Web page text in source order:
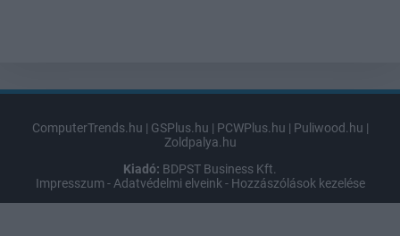
ComputerTrends.hu | GSPlus.hu | PCWPlus.hu | Puliwood.hu |
Zoldpalya.hu
Kiadó: BDPST Business Kft.
Impresszum - Adatvédelmi elveink - Hozzászólások kezelése